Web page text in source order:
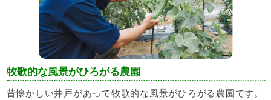
牧歌的な風景がひろがる農園
昔懐かしい井戸があって牧歌的な風景がひろがる農園です。